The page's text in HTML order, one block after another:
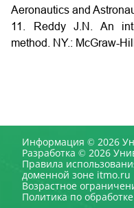
Aeronautics and
11. Reddy J.N. An
method. NY.: McGraw-
Информация © 2026
Разработка © 2026
Правила
доменной зоне itmo.ru
Возрастное
Политика по